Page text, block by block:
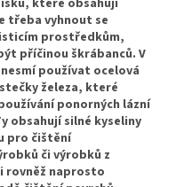
které obsahují
třeba vyhnout se
prostředkům,
příčinou škrábanců. V
používat ocelová
železa, které
ponorných lázní
obsahují silné kyseliny
pro čištění
či výrobků z
rovněž naprosto